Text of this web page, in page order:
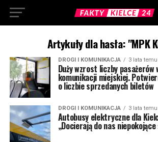
Artykuły dla hasła: "MPK
DROGI I KOMUNIKACJA 3 lata temu
Duży wzrost liczby
komunikacji miejskiej.
o liczbie sprzedanych biletów
DROGI I KOMUNIKACJA 3 lata temu
Autobusy elektryczne dla
„Docierają do nas niepokojące